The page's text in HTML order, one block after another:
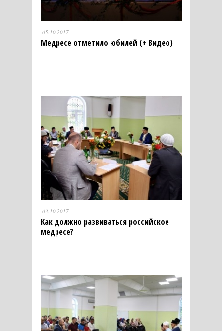
05.10.2017
Медресе отметило юбилей (+ Видео)
03.10.2017
Как должно развиваться российское
медресе?